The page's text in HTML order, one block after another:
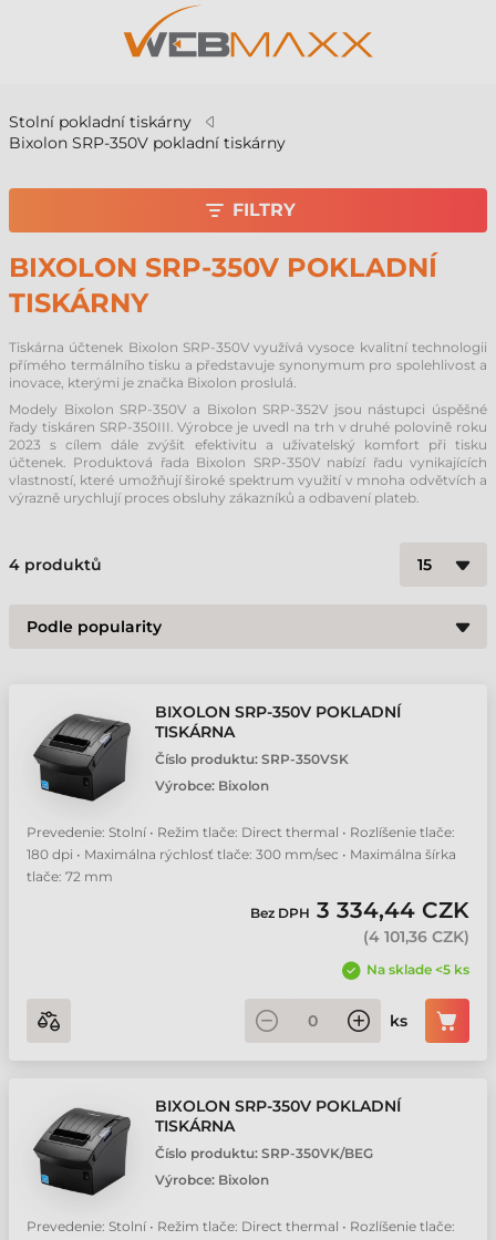
Stolní pokladní tiskárny
Bixolon SRP-350V pokladní tiskárny
BIXOLON SRP-350V POKLADNÍ
TISKÁRNY
Tiskárna účtenek Bixolon SRP-350V využívá vysoce kvalitní technologii
přímého termálního tisku a představuje synonymum pro spolehlivost a
inovace, kterými je značka Bixolon proslulá.
Modely Bixolon SRP-350V a Bixolon SRP-352V jsou nástupci úspěšné
řady tiskáren SRP-350III. Výrobce je uvedl na trh v druhé polovině roku
2023 s cílem dále zvýšit efektivitu a uživatelský komfort při tisku
účtenek. Produktová řada Bixolon SRP-350V nabízí řadu vynikajících
vlastností, které umožňují široké spektrum využití v mnoha odvětvích a
výrazně urychlují proces obsluhy zákazníků a odbavení plateb.
4 produktů
BIXOLON SRP-350V POKLADNÍ
TISKÁRNA
Číslo produktu: SRP-350VSK
Výrobce: Bixolon
Prevedenie: Stolní • Režim tlače: Direct thermal • Rozlíšenie tlače:
180 dpi • Maximálna rýchlosť tlače: 300 mm/sec • Maximálna šírka
tlače: 72 mm
Bez DPH 3 334,44 CZK
(4 101,36 CZK)
Na sklade <5 ks
ks
BIXOLON SRP-350V POKLADNÍ
TISKÁRNA
Číslo produktu: SRP-350VK/BEG
Výrobce: Bixolon
Prevedenie: Stolní • Režim tlače: Direct thermal • Rozlíšenie tlače:
FILTRY